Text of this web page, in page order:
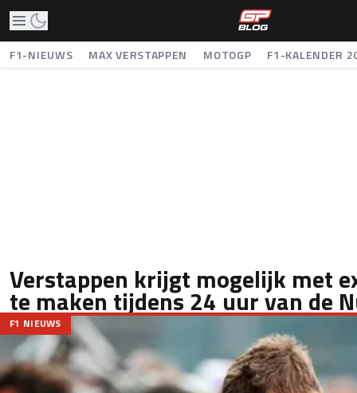
F1-NIEUWS MAX VERSTAPPEN MOTOGP F1-KALENDER
Verstappen krijgt mogelijk met
te maken tijdens 24 uur van de
F1 NIEUWS